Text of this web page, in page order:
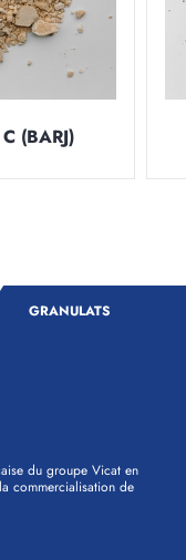
(BARJ)
GRANULATS
du groupe Vicat en
commercialisation de